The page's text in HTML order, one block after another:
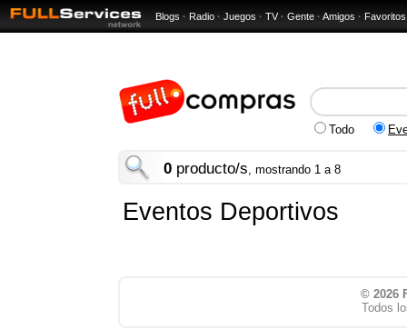
Blogs · Radio · Juegos · TV · Gente · Amigos · Favoritos
Todo
0 producto/s, mostrando 1 a 8
Eventos Deportivos
© 2026
Todos